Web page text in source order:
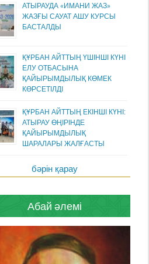
АТЫРАУДА «ИМАНИ ЖАЗ»
ЖАЗҒЫ САУАТ АШУ КУРСЫ
БАСТАЛДЫ
ҚҰРБАН АЙТТЫҢ ҮШІНШІ КҮНІ
ЕЛУ ОТБАСЫНА
ҚАЙЫРЫМДЫЛЫҚ КӨМЕК
КӨРСЕТІЛДІ
ҚҰРБАН АЙТТЫҢ ЕКІНШІ КҮНІ:
АТЫРАУ ӨҢІРІНДЕ
ҚАЙЫРЫМДЫЛЫҚ
ШАРАЛАРЫ ЖАЛҒАСТЫ
бәрін қарау
Абай әлемі